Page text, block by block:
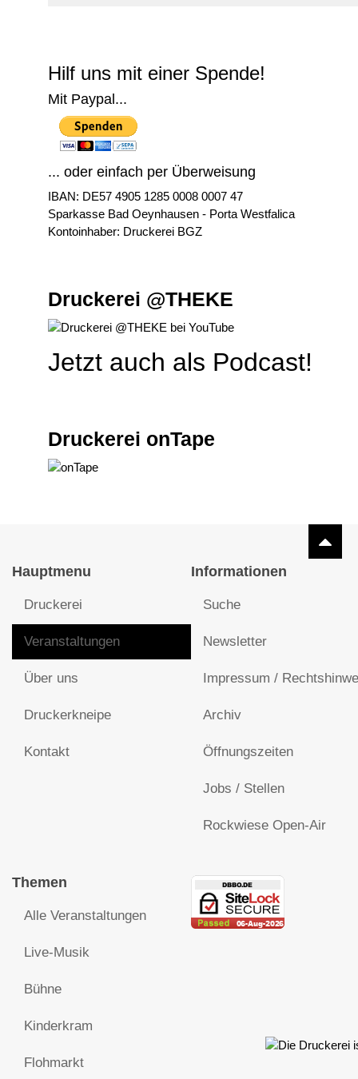
Hilf uns mit einer Spende!
Mit Paypal...
... oder einfach per Überweisung
IBAN: DE57 4905 1285 0008 0007 47
Sparkasse Bad Oeynhausen - Porta Westfalica
Kontoinhaber: Druckerei BGZ
Druckerei @THEKE
Jetzt auch als Podcast!
Druckerei onTape
Hauptmenu
Druckerei
Veranstaltungen
Über uns
Druckerkneipe
Kontakt
Informationen
Suche
Newsletter
Impressum /
Archiv
Öffnungszeiten
Jobs / Stellen
Rockwiese Open-Air
Themen
Alle Veranstaltungen
Live-Musik
Bühne
Kinderkram
Flohmarkt